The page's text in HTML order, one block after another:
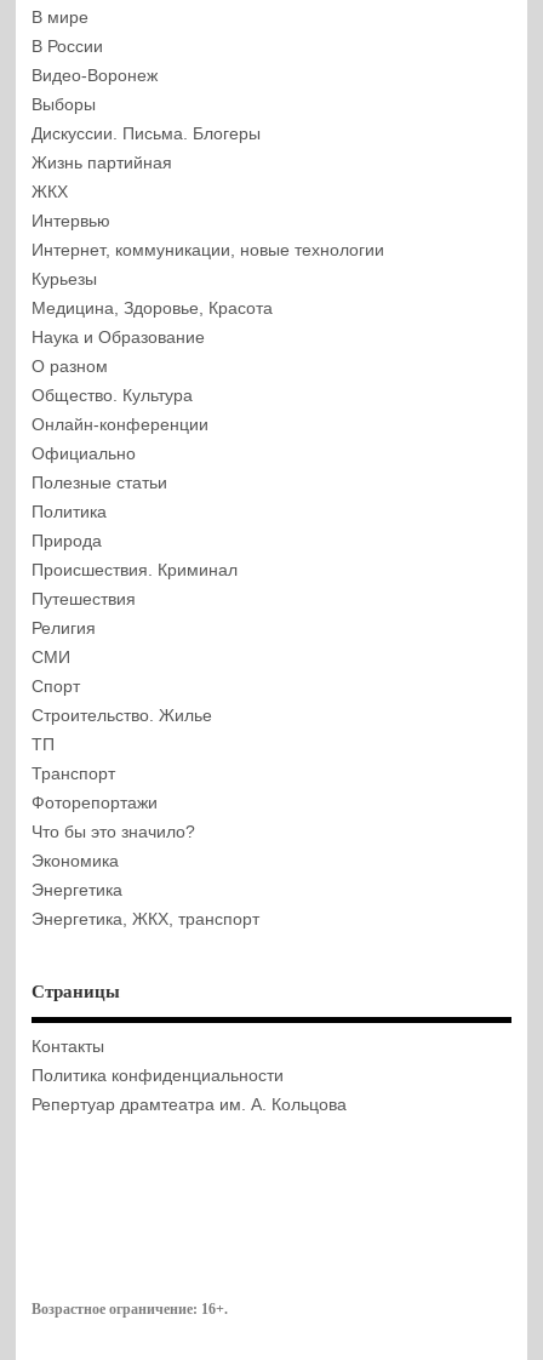
В мире
В России
Видео-Воронеж
Выборы
Дискуссии. Письма. Блогеры
Жизнь партийная
ЖКХ
Интервью
Интернет, коммуникации, новые технологии
Курьезы
Медицина, Здоровье, Красота
Наука и Образование
О разном
Общество. Культура
Онлайн-конференции
Официально
Полезные статьи
Политика
Природа
Происшествия. Криминал
Путешествия
Религия
СМИ
Спорт
Строительство. Жилье
ТП
Транспорт
Фоторепортажи
Что бы это значило?
Экономика
Энергетика
Энергетика, ЖКХ, транспорт
Страницы
Контакты
Политика конфиденциальности
Репертуар драмтеатра им. А. Кольцова
Возрастное ограничение: 16+.